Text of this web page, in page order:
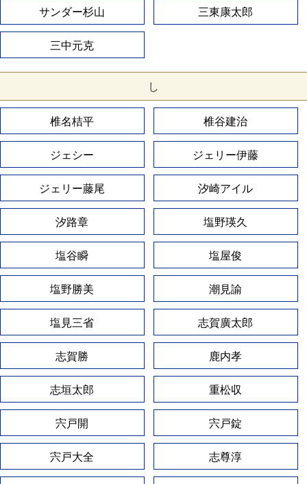
サンダー杉山 三東康太郎
三中元克
し
椎名桔平 椎谷建治
ジェシー ジェリー伊藤
ジェリー藤尾 汐崎アイル
汐路章 塩野瑛久
塩谷瞬 塩屋俊
塩野勝美 潮見諭
塩見三省 志賀廣太郎
志賀勝 鹿内孝
志垣太郎 重松収
宍戸開 宍戸錠
宍戸大全 志尊淳